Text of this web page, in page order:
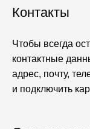
Контакты
Чтобы всегда
контактные
адрес, почту,
и подключить